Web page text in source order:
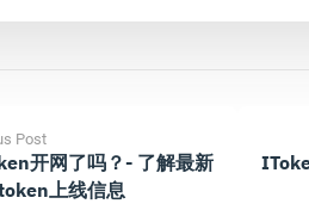
Post
开网了吗？- 了解最新
上线信息